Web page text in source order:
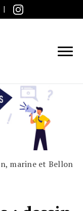
marine et Bellon